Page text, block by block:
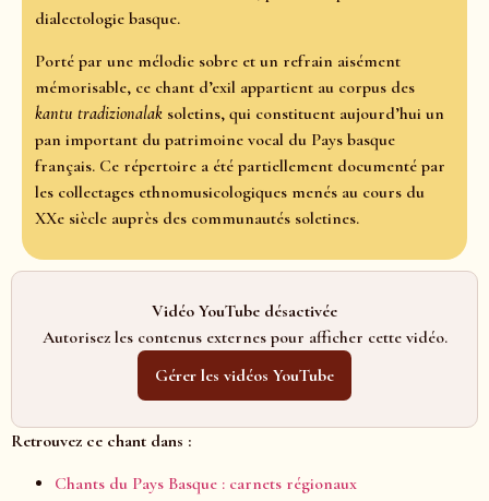
dialectologie basque.
Porté par une mélodie sobre et un refrain aisément
mémorisable, ce chant d’exil appartient au corpus des
kantu tradizionalak soletins, qui constituent aujourd’hui un
pan important du patrimoine vocal du Pays basque
français. Ce répertoire a été partiellement documenté par
les collectages ethnomusicologiques menés au cours du
XXe siècle auprès des communautés soletines.
Vidéo YouTube désactivée
Autorisez les contenus externes pour afficher cette vidéo.
Gérer les vidéos YouTube
Retrouvez ce chant dans :
Chants du Pays Basque : carnets régionaux